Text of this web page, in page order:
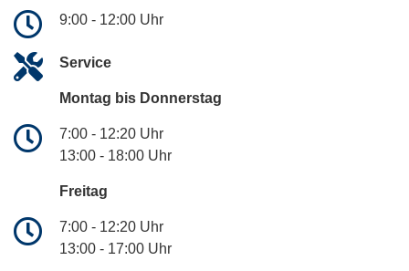
9:00 - 12:00 Uhr
Service
Montag bis Donnerstag
7:00 - 12:20 Uhr
13:00 - 18:00 Uhr
Freitag
7:00 - 12:20 Uhr
13:00 - 17:00 Uhr